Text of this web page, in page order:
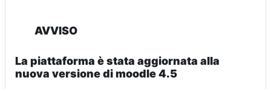
AVVISO
La piattaforma è stata aggiornata alla
nuova versione di moodle 4.5